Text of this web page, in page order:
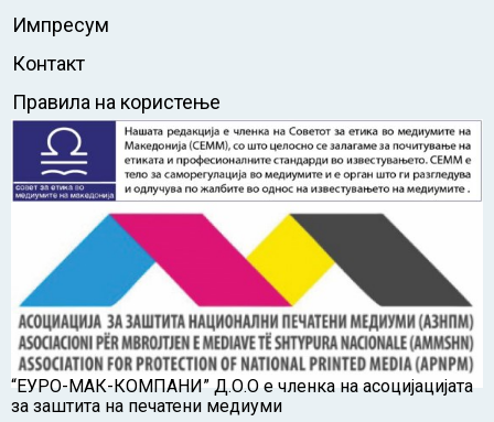
Импресум
Контакт
Правила на користење
“ЕУРО-МАК-КОМПАНИ” Д.О.О е членка на асоцијацијата
за заштита на печатени медиуми